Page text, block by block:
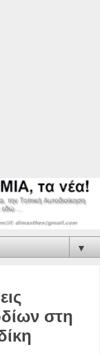
▼
στη